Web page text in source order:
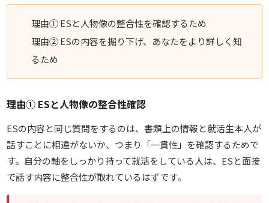
理由① ESと人物像の整合性を確認するため
理由② ESの内容を掘り下げ、あなたをより詳しく知
るため
理由① ESと人物像の整合性確認
ESの内容と同じ質問をするのは、書類上の情報と就活生本人が
話すことに相違がないか、つまり
「一貫性」を確認するためで
す。自分の軸をしっかり持って就活をしている人は、ESと面接
で話す内容に整合性が取れているはずです。